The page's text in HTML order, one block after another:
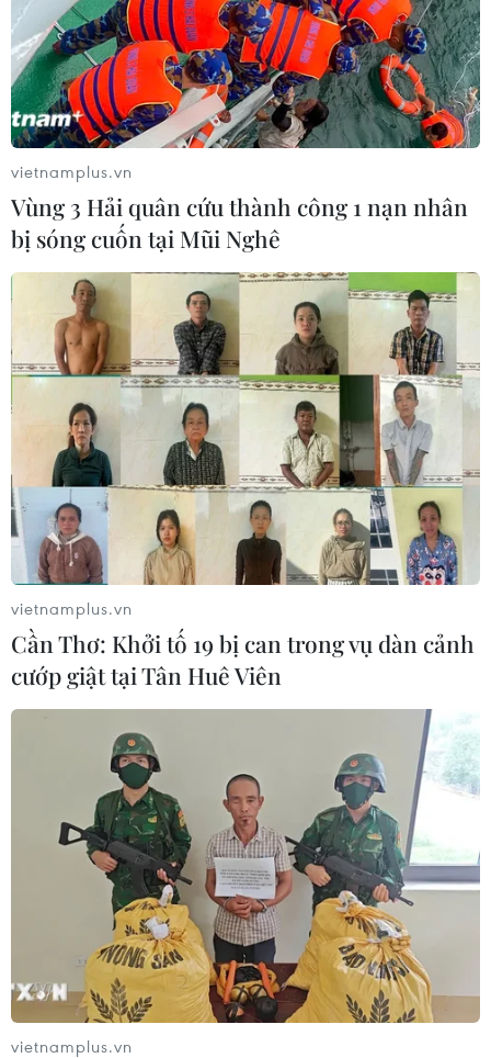
vietnamplus.vn
Vùng 3 Hải quân cứu thành công 1 nạn nhân
bị sóng cuốn tại Mũi Nghê
vietnamplus.vn
Cần Thơ: Khởi tố 19 bị can trong vụ dàn cảnh
cướp giật tại Tân Huê Viên
vietnamplus.vn